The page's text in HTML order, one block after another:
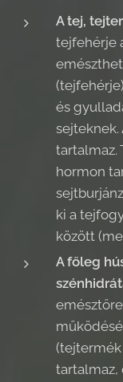
A tej,
tejfehérje
és
tartalmaz.
hormon
ki a
között
A főleg
(tejtermék
tartalmaz,